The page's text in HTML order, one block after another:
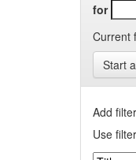
for
Current
Start
Add
Use